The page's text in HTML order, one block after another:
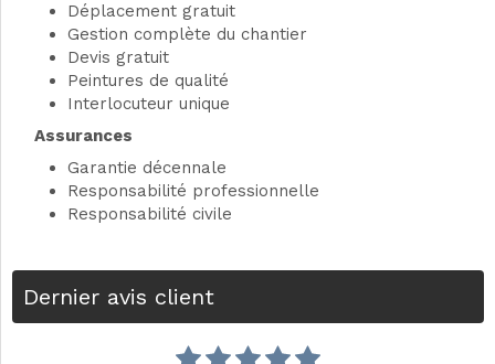
Déplacement gratuit
Gestion complète du chantier
Devis gratuit
Peintures de qualité
Interlocuteur unique
Assurances
Garantie décennale
Responsabilité professionnelle
Responsabilité civile
Dernier avis client